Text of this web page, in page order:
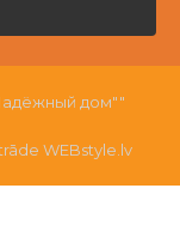
дом""
WEBstyle.lv